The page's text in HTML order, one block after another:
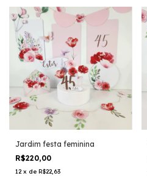
Jardim festa feminina
R$220,00
12 x de R$22,63